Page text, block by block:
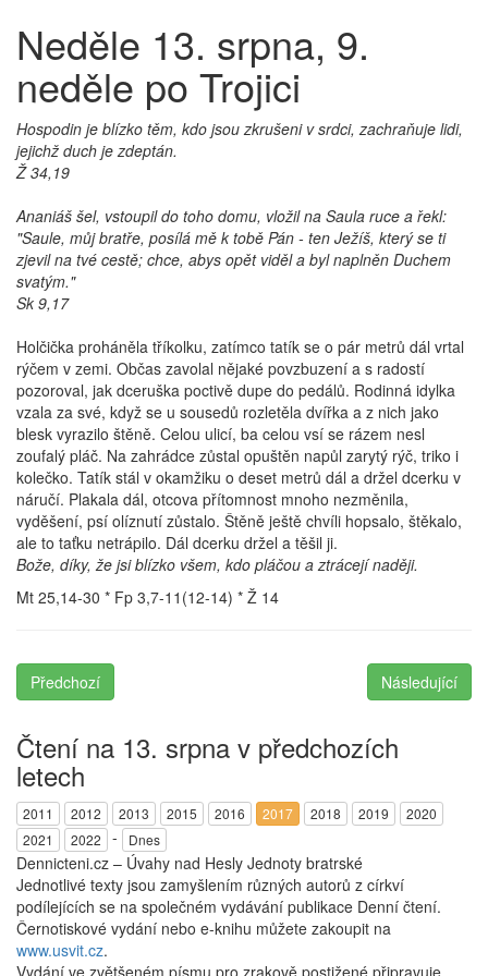
Neděle 13. srpna, 9.
neděle po Trojici
Hospodin je blízko těm, kdo jsou zkrušeni v srdci, zachraňuje lidi,
jejichž duch je zdeptán.
Ž 34,19
Ananiáš šel, vstoupil do toho domu, vložil na Saula ruce a řekl:
"Saule, můj bratře, posílá mě k tobě Pán - ten Ježíš, který se ti
zjevil na tvé cestě; chce, abys opět viděl a byl naplněn Duchem
svatým."
Sk 9,17
Holčička proháněla tříkolku, zatímco tatík se o pár metrů dál vrtal
rýčem v zemi. Občas zavolal nějaké povzbuzení a s radostí
pozoroval, jak dceruška poctivě dupe do pedálů. Rodinná idylka
vzala za své, když se u sousedů rozletěla dvířka a z nich jako
blesk vyrazilo štěně. Celou ulicí, ba celou vsí se rázem nesl
zoufalý pláč. Na zahrádce zůstal opuštěn napůl zarytý rýč, triko i
kolečko. Tatík stál v okamžiku o deset metrů dál a držel dcerku v
náručí. Plakala dál, otcova přítomnost mnoho nezměnila,
vyděšení, psí olíznutí zůstalo. Štěně ještě chvíli hopsalo, štěkalo,
ale to taťku netrápilo. Dál dcerku držel a těšil ji.
Bože, díky, že jsi blízko všem, kdo pláčou a ztrácejí naději.
Mt 25,14-30 * Fp 3,7-11(12-14) * Ž 14
Předchozí Následující
Čtení na 13. srpna v předchozích
letech
2011 2012 2013 2015 2016 2017 2018 2019
2020
2021
2022 - Dnes
Dennicteni.cz – Úvahy nad Hesly Jednoty bratrské
Jednotlivé texty jsou zamyšlením různých autorů z církví
podílejících se na společném vydávání publikace Denní čtení.
Černotiskové vydání nebo e-knihu můžete zakoupit na
www.usvit.cz.
Vydání ve zvětšeném písmu pro zrakově postižené připravuje